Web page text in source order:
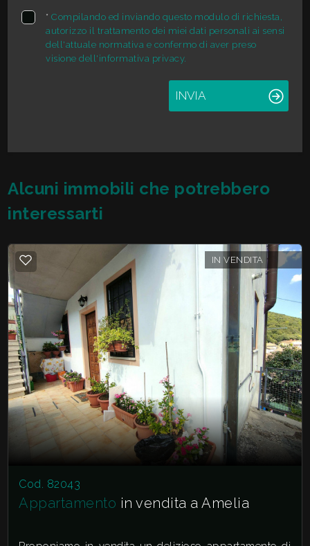
*Compilando ed inviando questo modulo di richiesta,
autorizzo il trattamento dei miei dati personali ai sensi
dell'attuale normativa e confermo di aver preso
visione dell'informativa privacy.
INVIA
Alcuni immobili che potrebbero
interessarti
IN VENDITA
Cod. 82043
Appartamento in vendita a Amelia